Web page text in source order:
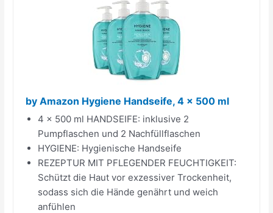
by Amazon Hygiene Handseife, 4 x 500 ml
4 x 500 ml HANDSEIFE: inklusive 2
Pumpflaschen und 2 Nachfüllflaschen
HYGIENE: Hygienische Handseife
REZEPTUR MIT PFLEGENDER FEUCHTIGKEIT:
Schützt die Haut vor exzessiver Trockenheit,
sodass sich die Hände genährt und weich
anfühlen